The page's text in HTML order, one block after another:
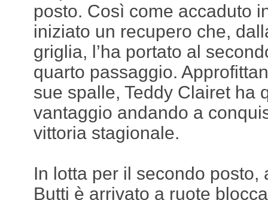
posto. Così come accaduto
iniziato un recupero che,
griglia, l’ha portato al
quarto passaggio.
sue spalle, Teddy Clairet ha
vantaggio andando a
vittoria stagionale.
In lotta per il secondo posto,
Butti è arrivato a ruote